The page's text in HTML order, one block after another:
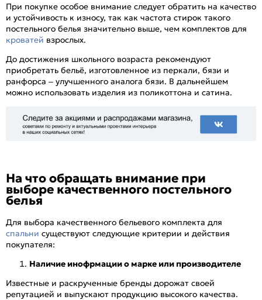
При покупке особое внимание следует обратить на качество
и устойчивость к износу, так как частота стирок такого
постельного белья значительно выше, чем комплектов для
кроватей взрослых.
До достижения школьного возраста рекомендуют
приобретать бельё, изготовленное из перкали, бязи и
ранфорса – улучшенного аналога бязи. В дальнейшем
можно использовать изделия из поликоттона и сатина.
На что обращать внимание при
выборе качественного постельного
белья
Для выбора качественного бельевого комплекта для
спальни существуют следующие критерии и действия
покупателя:
Наличие инофрмации о марке или производителе
Известные и раскрученные бренды дорожат своей
репутацией и выпускают продукцию высокого качества.